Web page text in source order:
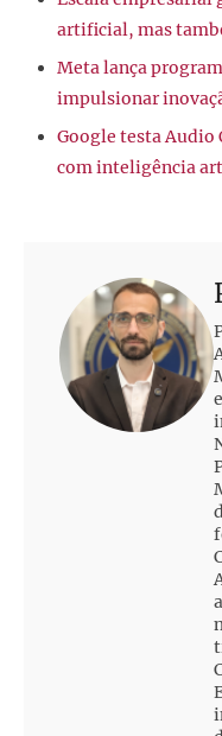
artificial, mas
Meta lança
impulsionar
Google testa Audio
com inteligência